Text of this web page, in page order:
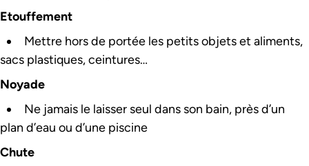
Etouffement
Mettre hors de portée les petits objets et aliments,
sacs plastiques, ceintures…
Noyade
Ne jamais le laisser seul dans son bain, près d’un
plan d’eau ou d’une piscine
Chute